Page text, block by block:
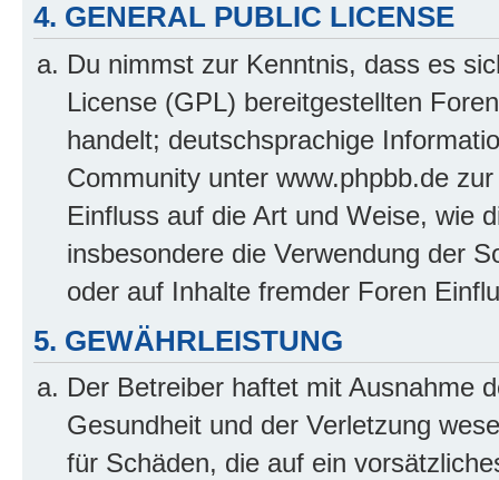
4. GENERAL PUBLIC LICENSE
Du nimmst zur Kenntnis, dass es
License (GPL) bereitgestellten
handelt; deutschsprachige
Community unter www.phpbb.de
Einfluss auf die Art und Weise, wie
insbesondere die Verwendung der
oder auf Inhalte fremder Foren
5. GEWÄHRLEISTUNG
Der Betreiber haftet mit Ausnahme
Gesundheit und der Verletzung
für Schäden, die auf ein